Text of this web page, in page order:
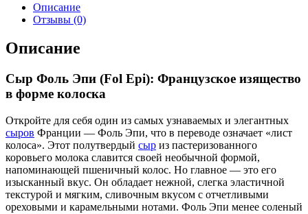
Описание
Отзывы (0)
Описание
Сыр Фоль Эпи (Fol Epi): Французское изящество
в форме колоска
Откройте для себя один из самых узнаваемых и элегантных
сыров Франции — Фоль Эпи, что в переводе означает «лист
колоса». Этот полутвердый сыр из пастеризованного
коровьего молока славится своей необычной формой,
напоминающей пшеничный колос. Но главное — это его
изысканный вкус. Он обладает нежной, слегка эластичной
текстурой и мягким, сливочным вкусом с отчетливыми
ореховыми и карамельными нотами. Фоль Эпи менее соленый